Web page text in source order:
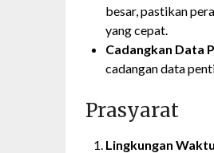
besar, pastikan
yang cepat.
Cadangkan Data
cadangan data
Prasyarat
Lingkungan